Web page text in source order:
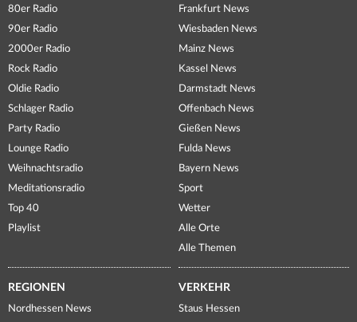
80er Radio
90er Radio
2000er Radio
Rock Radio
Oldie Radio
Schlager Radio
Party Radio
Lounge Radio
Weihnachtsradio
Meditationsradio
Top 40
Playlist
Frankfurt News
Wiesbaden News
Mainz News
Kassel News
Darmstadt News
Offenbach News
Gießen News
Fulda News
Bayern News
Sport
Wetter
Alle Orte
Alle Themen
REGIONEN
Nordhessen News
VERKEHR
Staus Hessen